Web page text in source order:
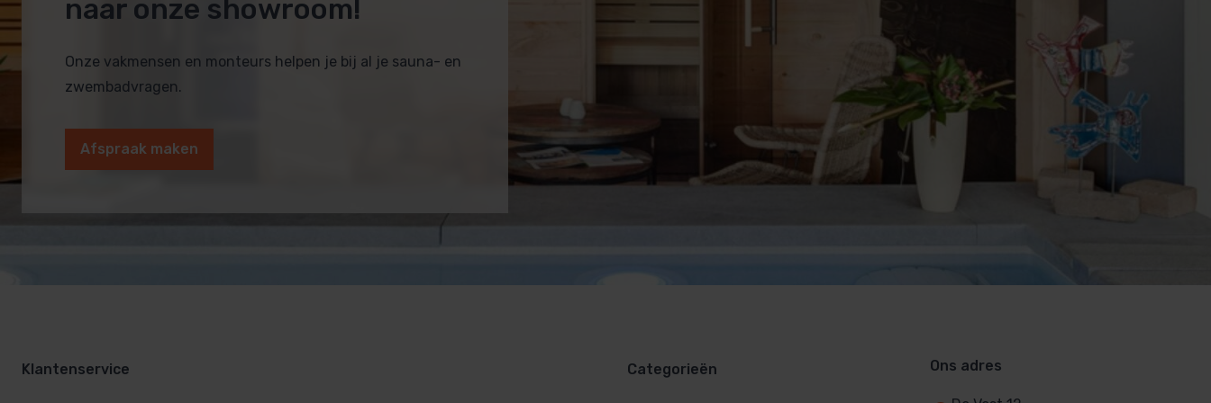
naar onze showroom!
Onze vakmensen en monteurs helpen je bij al je sauna- en
zwembadvragen.
Afspraak maken
Klantenservice Categorieën Ons adres